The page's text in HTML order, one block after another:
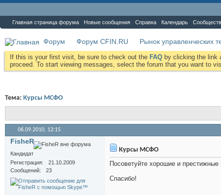
Главная страница форума Новые сообщения Справка Календарь
Форум Форум CFIN.RU Рынок управленческих
If this is your first visit, be sure to check out the FAQ by clicking the link
proceed. To start viewing messages, select the forum that you want to
Тема: Курсы МСФО
06.09.2010, 12:15
FisheR
Кандидат
Регистрация
21.10.2009
Сообщений
23
Курсы МСФО
Посоветуйте хорошие и
Спасибо!